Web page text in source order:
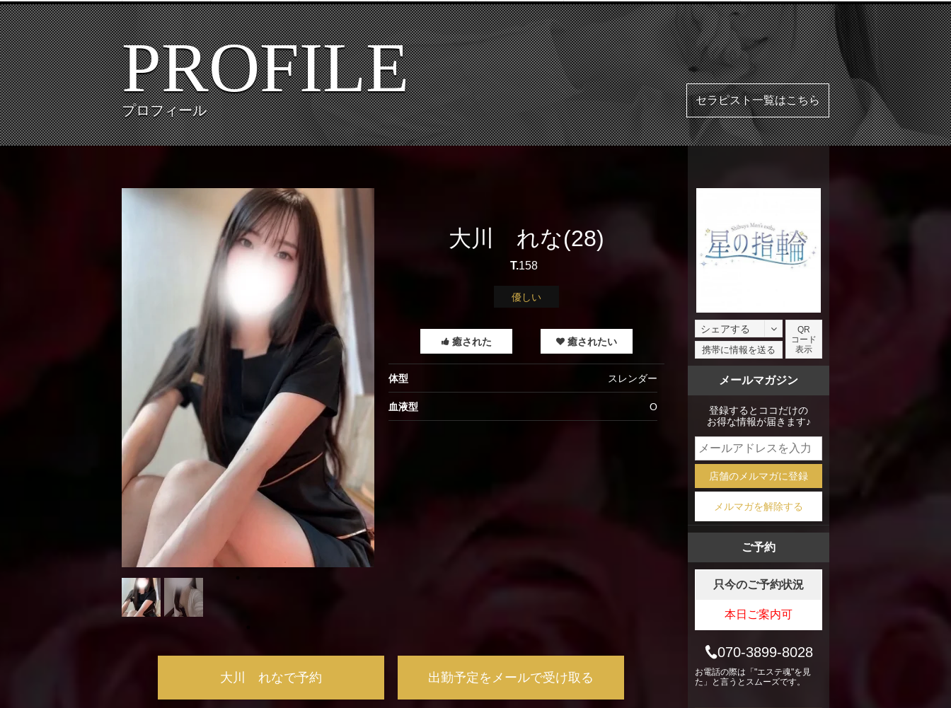
PROFILE
プロフィール
セラピスト一覧はこちら
大川 れな(28)
T.158
優しい
癒された 癒されたい
体型 スレンダー
血液型 O
大川 れなで予約 出勤予定をメールで受け取る
シェアする
facebook
携帯に情報を送る
QR
コード
表示
メールマガジン
登録するとココだけの
お得な情報が届きます♪
店舗のメルマガに登録
メルマガを解除する
ご予約
只今のご予約状況
本日ご案内可
070-3899-8028
お電話の際は「"エステ魂"を見
た」と言うとスムーズです。